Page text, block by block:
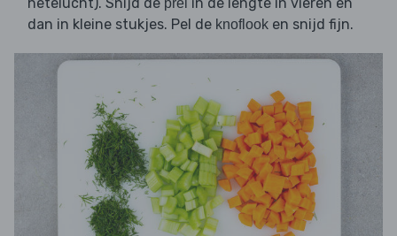
dan in kleine stukjes. Pel de knoflook en snijd fijn.